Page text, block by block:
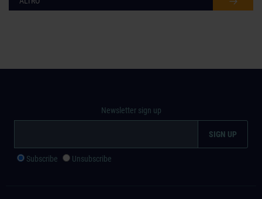
Newsletter sign up
Subscribe Unsubscribe